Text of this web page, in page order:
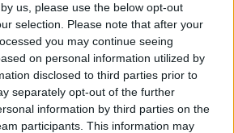
us, please use the below opt-out
selection. Please note that after your
you may continue seeing
on personal information utilized by
disclosed to third parties prior to
separately opt-out of the further
information by third parties on the
participants. This information may